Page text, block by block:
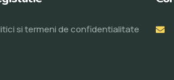
si termeni de confidentialitate